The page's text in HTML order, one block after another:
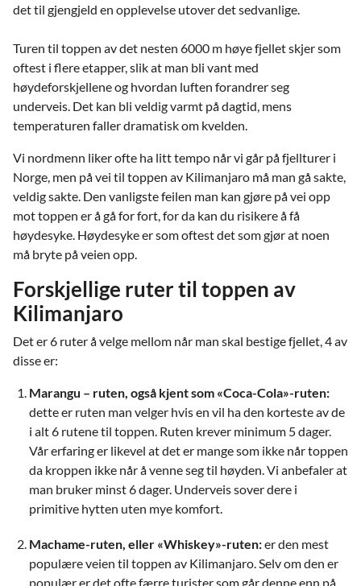
det til gjengjeld en opplevelse utover det sedvanlige.
Turen til toppen av det nesten 6000 m høye fjellet skjer som
oftest i flere etapper, slik at man bli vant med
høydeforskjellene og hvordan luften forandrer seg
underveis. Det kan bli veldig varmt på dagtid, mens
temperaturen faller dramatisk om kvelden.
Vi nordmenn liker ofte ha litt tempo når vi går på fjellturer i
Norge, men på vei til toppen av Kilimanjaro må man gå sakte,
veldig sakte. Den vanligste feilen man kan gjøre på vei opp
mot toppen er å gå for fort, for da kan du risikere å få
høydesyke. Høydesyke er som oftest det som gjør at noen
må bryte på veien opp.
Forskjellige ruter til toppen av
Kilimanjaro
Det er 6 ruter å velge mellom når man skal bestige fjellet, 4 av
disse er:
Marangu – ruten, også kjent som «Coca-Cola»-ruten:
dette er ruten man velger hvis en vil ha den korteste av de
i alt 6 rutene til toppen. Ruten krever minimum 5 dager.
Vår erfaring er likevel at det er mange som ikke når toppen
da kroppen ikke når å venne seg til høyden. Vi anbefaler at
man bruker minst 6 dager. Underveis sover dere i
primitive hytten uten mye komfort.
Machame-ruten, eller «Whiskey»-ruten:er den mest
populære veien til toppen av Kilimanjaro. Selv om den er
populær er det ofte færre turister som går denne enn på